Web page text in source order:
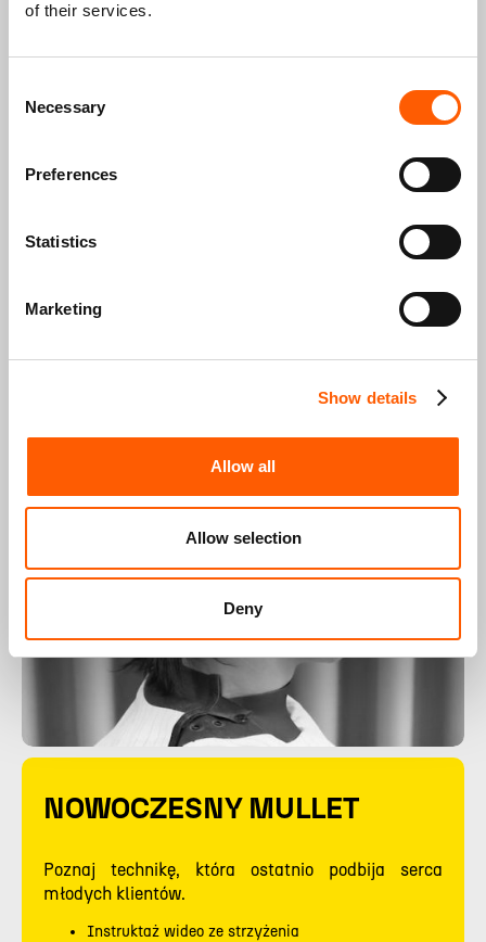
of their services.
Selection
Necessary
Preferences
Statistics
Marketing
Show details
Allow all
Allow selection
Deny
Cię przez cały proces – od wyrównania długości, przez
Dla barberów na każdym poziomie
Pełen proces – od A do Z
NOWOCZESNY MULLET
Poznaj technikę, która ostatnio podbija serca
młodych klientów.
Instruktaż wideo ze strzyżenia